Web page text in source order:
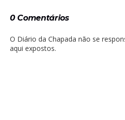
0 Comentários
O Diário da Chapada não se
aqui expostos.